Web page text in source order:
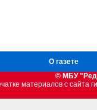
О газете
© МБУ
материалов c сайта